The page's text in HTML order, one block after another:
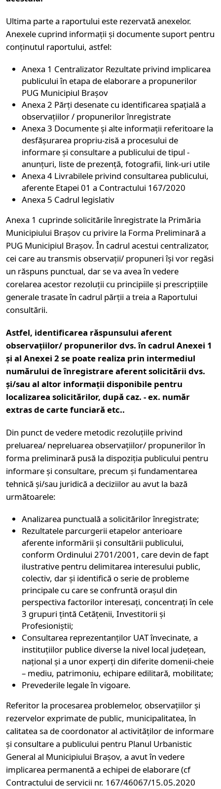
Ultima parte a raportului este rezervată anexelor.
Anexele cuprind informații și documente suport pentru
conținutul raportului, astfel:
Anexa 1 Centralizator Rezultate privind implicarea
publicului în etapa de elaborare a propunerilor
PUG Municipiul Brașov
Anexa 2 Părți desenate cu identificarea spațială a
observațiilor / propunerilor înregistrate
Anexa 3 Documente și alte informații referitoare la
desfășurarea propriu-zisă a procesului de
informare și consultare a publicului de tipul -
anunțuri, liste de prezență, fotografii, link-uri utile
Anexa 4 Livrabilele privind consultarea publicului,
aferente Etapei 01 a Contractului 167/2020
Anexa 5 Cadrul legislativ
Anexa 1 cuprinde solicitările înregistrate la Primăria
Municipiului Brașov cu privire la Forma Preliminară a
PUG Municipiul Brașov. În cadrul acestui centralizator,
cei care au transmis observații/ propuneri își vor regăsi
un răspuns punctual, dar se va avea în vedere
corelarea acestor rezoluții cu principiile și prescripțiile
generale trasate în cadrul părții a treia a Raportului
consultării.
Astfel, identificarea răspunsului aferent
observațiilor/ propunerilor dvs. în cadrul Anexei 1
și al Anexei 2 se poate realiza prin intermediul
numărului de înregistrare aferent solicitării dvs.
și/sau al altor informații disponibile pentru
localizarea solicitărilor, după caz. - ex. număr
extras de carte funciară etc..
Din punct de vedere metodic rezoluțiile privind
preluarea/ nepreluarea observațiilor/ propunerilor în
forma preliminară pusă la dispoziția publicului pentru
informare și consultare, precum și fundamentarea
tehnică și/sau juridică a deciziilor au avut la bază
următoarele:
Analizarea punctuală a solicitărilor înregistrate;
Rezultatele parcurgerii etapelor anterioare
aferente informării și consultării publicului,
conform Ordinului 2701/2001, care devin de fapt
ilustrative pentru delimitarea interesului public,
colectiv, dar și identifică o serie de probleme
principale cu care se confruntă orașul din
perspectiva factorilor interesați, concentrați în cele
3 grupuri țintă Cetățenii, Investitorii și
Profesioniștii;
Consultarea reprezentanților UAT învecinate, a
instituțiilor publice diverse la nivel local județean,
național și a unor experți din diferite domenii-cheie
– mediu, patrimoniu, echipare edilitară, mobilitate;
Prevederile legale în vigoare.
Referitor la procesarea problemelor, observațiilor și
rezervelor exprimate de public, municipalitatea, în
calitatea sa de coordonator al activităților de informare
și consultare a publicului pentru Planul Urbanistic
General al Municipiului Brașov, a avut în vedere
implicarea permanentă a echipei de elaborare (cf
Contractului de servicii nr. 167/46067/15.05.2020